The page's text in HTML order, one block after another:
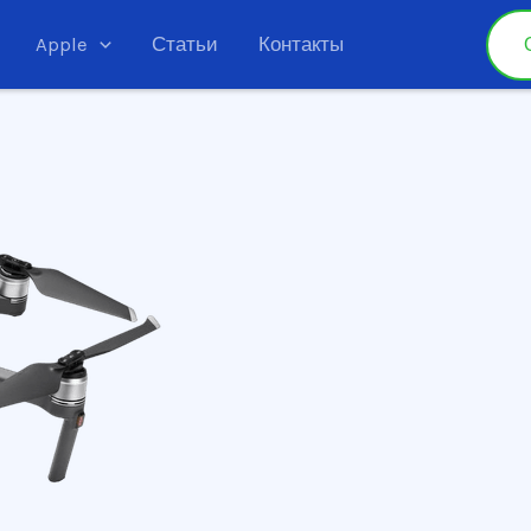
Apple Статьи Контакты